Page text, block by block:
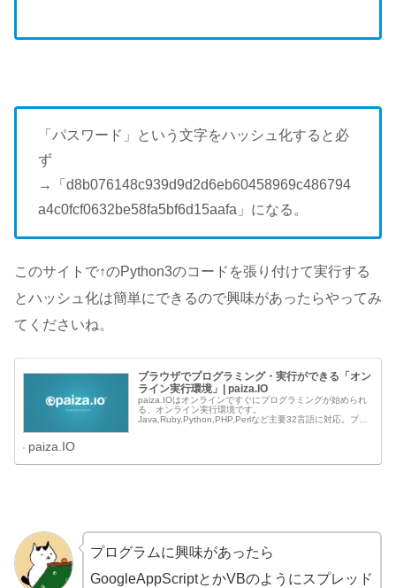
「パスワード」という文字をハッシュ化すると必
ず
→「d8b076148c939d9d2d6eb60458969c486794
a4c0fcf0632be58fa5bf6d15aafa」になる。
このサイトで↑のPython3のコードを張り付けて実行する
とハッシュ化は簡単にできるので興味があったらやってみ
てくださいね。
ブラウザでプログラミング・実行ができる「オン
ライン実行環境」| paiza.IO
paiza.IOはオンラインですぐにプログラミングが始められ
る、オンライン実行環境です。
Java,Ruby,Python,PHP,Perlなど主要32言語に対応。プロ
paiza.IO
プログラムに興味があったら
GoogleAppScriptとかVBのようにスプレッド